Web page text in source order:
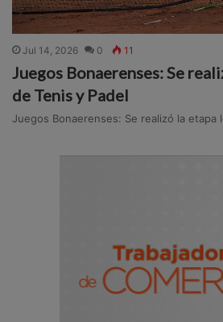
Jul 14, 2026 0 11
Juegos Bonaerenses: Se
de Tenis y Padel
Juegos Bonaerenses: Se realizó la etapa